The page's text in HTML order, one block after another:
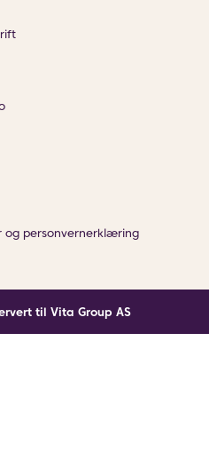
og personvernerklæring
til Vita Group AS